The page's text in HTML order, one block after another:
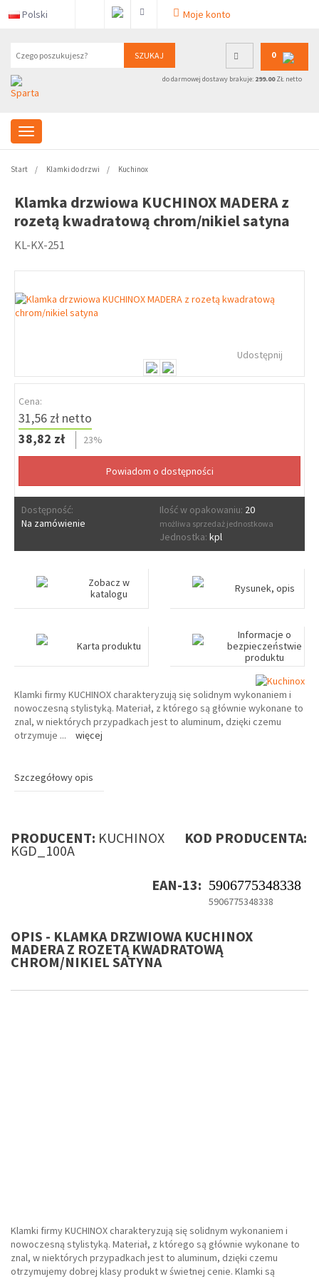
Polski Moje konto
SZUKAJ 0
do darmowej dostawy brakuje: 299.00ZŁ netto
Start Klamki do drzwi Kuchinox
Klamka drzwiowa KUCHINOX MADERA z
rozetą kwadratową chrom/nikiel satyna
KL-KX-251
Udostępnij
Cena:
31,56 zł netto
38,82 zł
23%
Dostępność:
Na zamówienie
Ilość w opakowaniu: 20
możliwa sprzedaż jednostkowa
Jednostka: kpl
Zobacz w
katalogu
Rysunek, opis
Karta produktu
Informacje o
bezpieczeństwie
produktu
Klamki firmy KUCHINOX charakteryzują się solidnym wykonaniem i
nowoczesną stylistyką. Materiał, z którego są głównie wykonane to
znal, w niektórych przypadkach jest to aluminum, dzięki czemu
otrzymuje ... więcej
Szczegółowy opis
PRODUCENT: KUCHINOX KOD PRODUCENTA:
KGD_100A
EAN-13: 5906775348338
5906775348338
OPIS - KLAMKA DRZWIOWA KUCHINOX
MADERA Z ROZETĄ KWADRATOWĄ
CHROM/NIKIEL SATYNA
Klamki firmy KUCHINOX charakteryzują się solidnym wykonaniem i
nowoczesną stylistyką. Materiał, z którego są głównie wykonane to
znal, w niektórych przypadkach jest to aluminum, dzięki czemu
otrzymujemy dobrej klasy produkt w świetnej cenie. Klamki są